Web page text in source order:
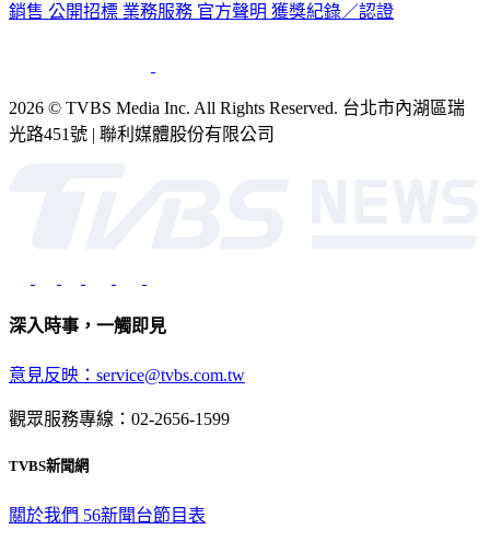
銷售 公開招標 業務服務 官方聲明 獲獎紀錄／認證
2026 © TVBS Media Inc. All Rights Reserved. 台北市內湖區瑞
光路451號 | 聯利媒體股份有限公司
深入時事，一觸即見
意見反映：service@tvbs.com.tw
觀眾服務專線：02-2656-1599
TVBS新聞網
關於我們 56新聞台節目表